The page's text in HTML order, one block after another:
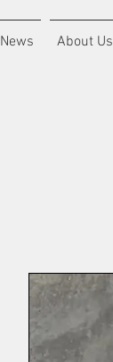
News About Us